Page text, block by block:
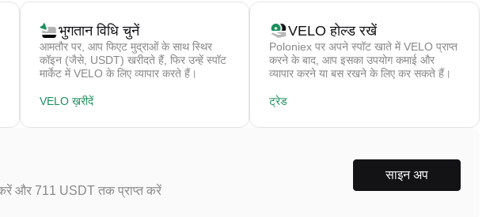
भुगतान विधि चुनें
आमतौर पर, आप फिएट मुद्राओं के साथ स्थिर
कॉइन (जैसे, USDT) खरीदते हैं, फिर उन्हें स्पॉट
मार्केट में VELO के लिए व्यापार करते हैं।
VELO ख़रीदें
VELO होल्ड रखें
Poloniex पर अपने स्पॉट खाते में VELO प्राप्त
करने के बाद, आप इसका उपयोग कमाई और
व्यापार करने या बस रखने के लिए कर सकते हैं।
ट्रेड
करें और 711 USDT तक प्राप्त करें
साइन अप